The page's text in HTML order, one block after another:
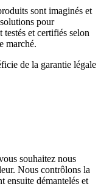
sont imaginés et
pour
et certifiés selon
marché.
de la garantie légale
souhaitez nous
Nous contrôlons la
ensuite démantelés et